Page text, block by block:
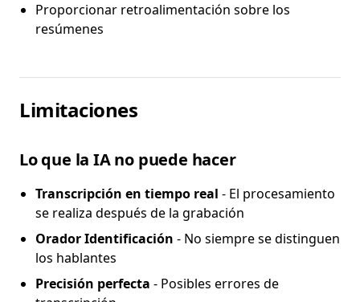
Proporcionar retroalimentación sobre los
resúmenes
Limitaciones
Lo que la IA no puede hacer
Transcripción en tiempo real - El procesamiento
se realiza después de la grabación
Orador Identificación - No siempre se distinguen
los hablantes
Precisión perfecta - Posibles errores de